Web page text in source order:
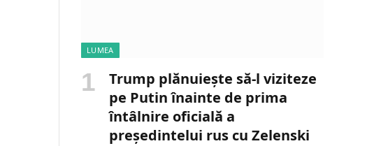
LUMEA
Trump plănuiește să-l viziteze
pe Putin înainte de prima
întâlnire oficială a
președintelui rus cu Zelenski